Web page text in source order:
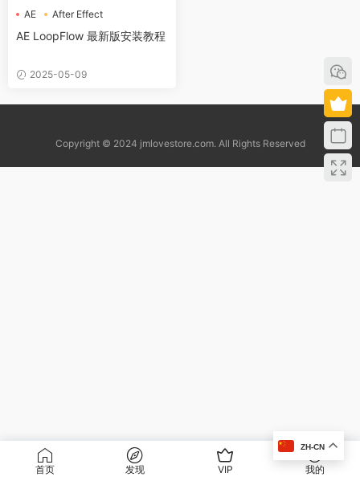
AE
After Effect
Loopflow
AE LoopFlow 最新版安装教程
2025-05-09
Copyright © 2024 jmlovestore.com. All Rights Reserved
首页 发现 VIP 我的
ZH-CN